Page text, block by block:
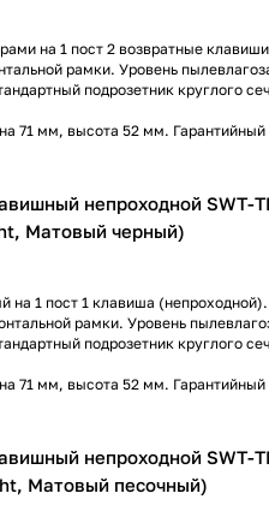
на 1 пост 2 возвратные
рамки. Уровень
подрозетник круглого
71 мм, высота 52 мм. Гарантийный
непроходной SWT-
Матовый черный)
1 пост 1 клавиша
рамки. Уровень
подрозетник круглого
71 мм, высота 52 мм. Гарантийный
непроходной SWT-
Матовый песочный)